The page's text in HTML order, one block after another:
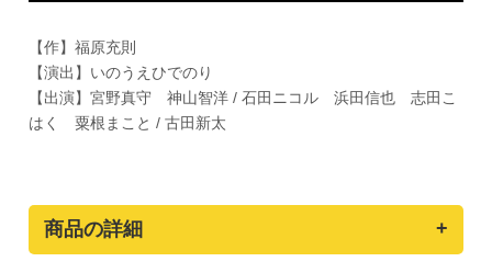
【作】福原充則
【演出】いのうえひでのり
【出演】宮野真守 神山智洋 / 石田ニコル 浜田信也 志田こ
はく 粟根まこと / 古田新太
商品の詳細